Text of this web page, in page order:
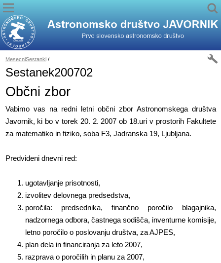
MesecniSestanki/
Sestanek200702
Občni zbor
Vabimo vas na redni letni občni zbor Astronomskega društva
Javornik, ki bo v torek 20. 2. 2007 ob 18.uri v prostorih Fakultete
za matematiko in fiziko, soba F3, Jadranska 19, Ljubljana.
Predvideni dnevni red:
ugotavljanje prisotnosti,
izvolitev delovnega predsedstva,
poročila: predsednika, finančno poročilo blagajnika,
nadzornega odbora, častnega sodišča, inventurne komisije,
letno poročilo o poslovanju društva, za AJPES,
plan dela in financiranja za leto 2007,
razprava o poročilih in planu za 2007,